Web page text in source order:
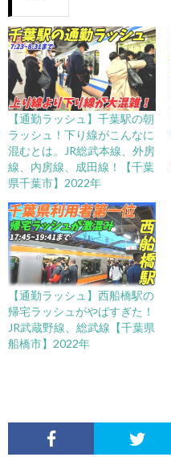
【通勤ラッシュ】千葉駅の朝
ラッシュ！下り線がこんなに
混むとは。JR総武本線、外房
線、内房線、成田線！【千葉
県千葉市】2022年
【通勤ラッシュ】西船橋駅の
帰宅ラッシュがやばすぎた！
JR武蔵野線、総武線【千葉県
船橋市】2022年